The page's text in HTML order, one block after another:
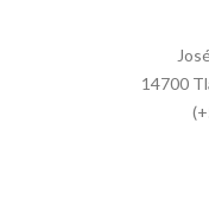
14700